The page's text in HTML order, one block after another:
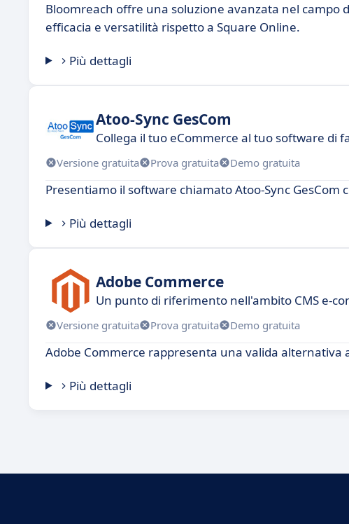
Bloomreach offre una soluzione avanzata nel
efficacia e versatilità rispetto a Square Online.
Più dettagli
Atoo-Sync GesCom
Collega il tuo eCommerce al tuo software di
Versione gratuita Prova gratuita Demo gratuita
Presentiamo il software chiamato Atoo-Sync
Più dettagli
Adobe Commerce
Un punto di riferimento nell'ambito CMS e-
Versione gratuita Prova gratuita Demo gratuita
Adobe Commerce rappresenta una valida alternativa
Più dettagli